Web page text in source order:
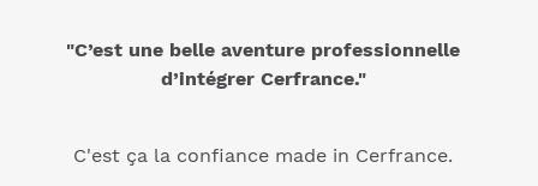
"C’est une belle aventure professionnelle
d’intégrer Cerfrance."
C'est ça la confiance made in Cerfrance.